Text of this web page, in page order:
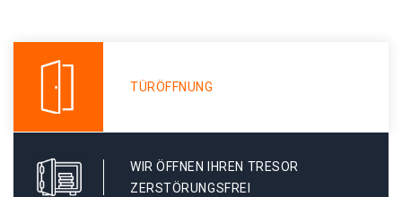
TÜRÖFFNUNG
WIR ÖFFNEN IHREN TRESOR
ZERSTÖRUNGSFREI